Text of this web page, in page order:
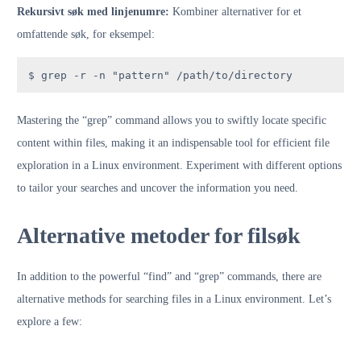
Rekursivt søk med linjenumre: Kombiner alternativer for et
omfattende søk, for eksempel:
$ grep -r -n "pattern" /path/to/directory
Mastering the “grep” command allows you to swiftly locate specific
content within files, making it an indispensable tool for efficient file
exploration in a Linux environment. Experiment with different options
to tailor your searches and uncover the information you need.
Alternative metoder for filsøk
In addition to the powerful “find” and “grep” commands, there are
alternative methods for searching files in a Linux environment. Let’s
explore a few: